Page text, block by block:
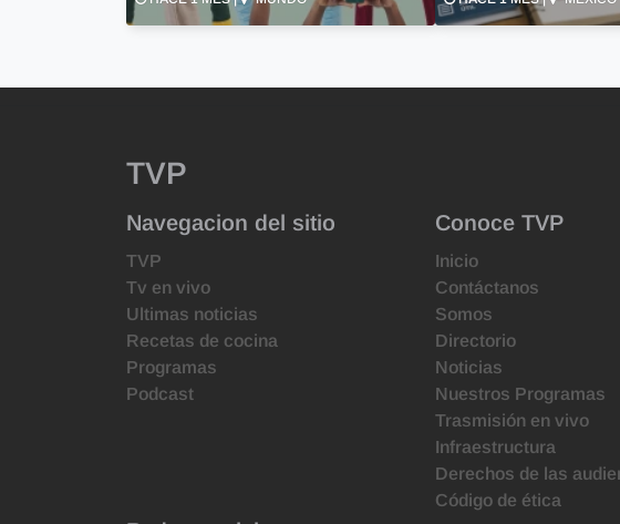
TVP
Navegacion del sitio
TVP
Tv en vivo
Ultimas noticias
Recetas de cocina
Programas
Podcast
Conoce TVP
Inicio
Contáctanos
Somos
Directorio
Noticias
Nuestros Programas
Trasmisión en vivo
Infraestructura
Derechos de las
Código de ética